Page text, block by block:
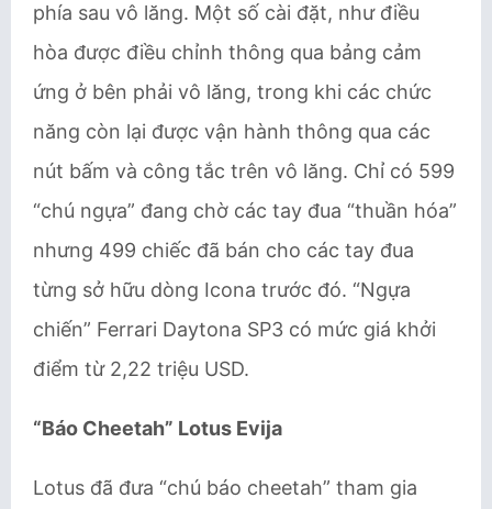
phía sau vô lăng. Một số cài đặt, như điều
hòa được điều chỉnh thông qua bảng cảm
ứng ở bên phải vô lăng, trong khi các chức
năng còn lại được vận hành thông qua các
nút bấm và công tắc trên vô lăng. Chỉ có 599
“chú ngựa” đang chờ các tay đua “thuần hóa”
nhưng 499 chiếc đã bán cho các tay đua
từng sở hữu dòng Icona trước đó. “Ngựa
chiến” Ferrari Daytona SP3 có mức giá khởi
điểm từ 2,22 triệu USD.
“Báo Cheetah” Lotus Evija
Lotus đã đưa “chú báo cheetah” tham gia